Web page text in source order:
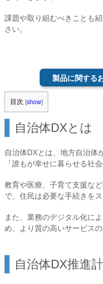
課題や取り組むべきことも
さい。
製品に関する
目次 [show]
自治体DXとは
自治体DXとは、地方自治体
「誰もが幸せに暮らせる社
教育や医療、子育て支援な
で、住民は必要な手続きを
また、業務のデジタル化に
め、より質の高いサービス
自治体DX推進